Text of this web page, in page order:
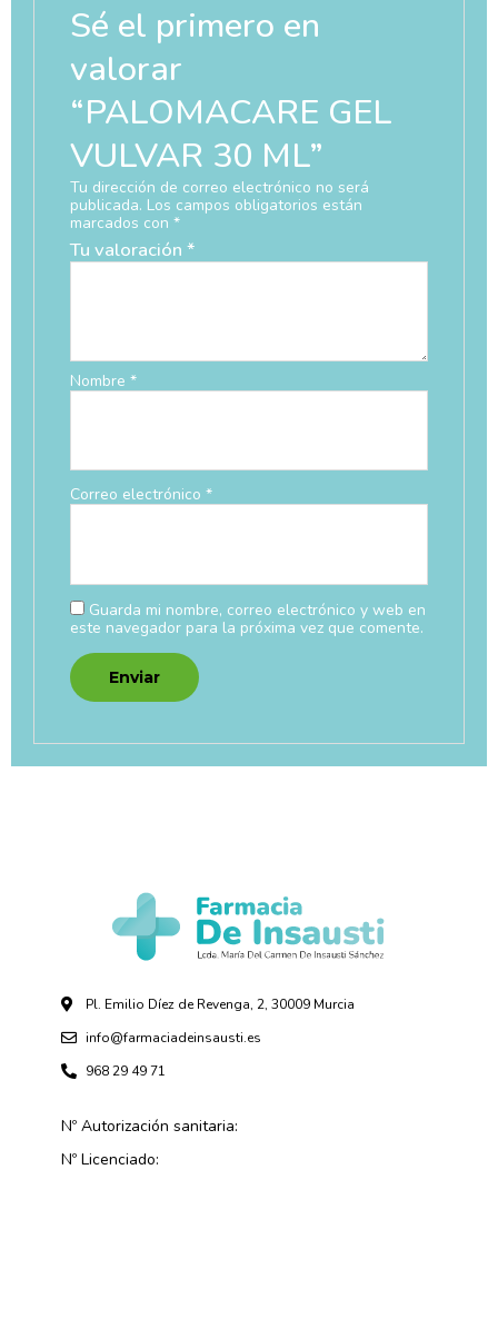
Sé el primero en
valorar
“PALOMACARE GEL
VULVAR 30 ML”
Tu dirección de correo electrónico no será
publicada. Los campos obligatorios están
marcados con *
Tu valoración *
Nombre *
Correo electrónico *
Guarda mi nombre, correo electrónico y web en
este navegador para la próxima vez que comente.
Pl. Emilio Díez de Revenga, 2, 30009 Murcia
info@farmaciadeinsausti.es
968 29 49 71
Nº Autorización sanitaria:
Nº Licenciado: